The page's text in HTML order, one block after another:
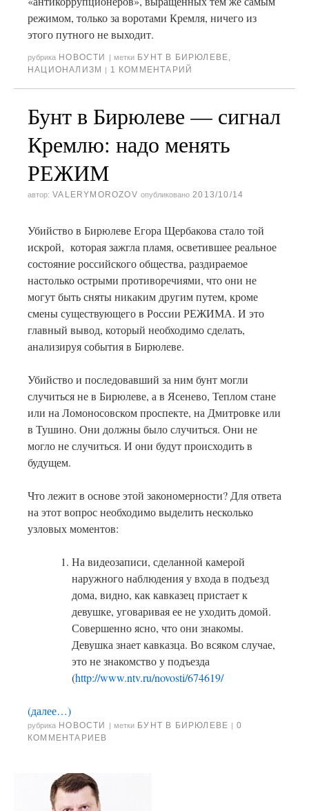
режимом, только за воротами Кремля, ничего из
этого путного не выходит.
рубрика НОВОСТИ | метки БУНТ В БИРЮЛЕВЕ,
НАЦИОНАЛИЗМ
| 1 КОММЕНТАРИЙ
Бунт в Бирюлеве — сигнал
Кремлю: надо менять
РЕЖИМ
автор: VALERYMOROZOV опубликовано 2013/10/14
Убийство в Бирюлеве Егора Щербакова стало той
искрой, которая зажгла пламя, осветившее реальное
состояние российского общества, раздираемое
настолько острыми противоречиями, что они не
могут быть сняты никаким другим путем, кроме
смены существующего в России РЕЖИМА. И это
главный вывод, который необходимо сделать,
анализируя события в Бирюлеве.
Убийство и последовавший за ним бунт могли
случиться не в Бирюлеве, а в Ясенево, Теплом стане
или на Ломоносовском проспекте, на Дмитровке или
в Тушино. Они должны было случиться. Они не
могло не случиться. И они будут происходить в
будущем.
Что лежит в основе этой закономерности? Для ответа
на этот вопрос необходимо выделить несколько
узловых моментов:
На видеозаписи, сделанной камерой
наружного наблюдения у входа в подъезд
дома, видно, как кавказец пристает к
девушке, уговаривая ее не уходить домой.
Совершенно ясно, что они знакомы.
Девушка знает кавказца. Во всяком случае,
это не знакомство у подъезда
(http://www.ntv.ru/novosti/674619/
(далее…)
рубрика НОВОСТИ | метки БУНТ В БИРЮЛЕВЕ | 0
КОММЕНТАРИЕВ